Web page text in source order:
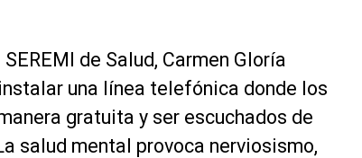
de Salud, Carmen Gloría
una línea telefónica donde los
gratuita y ser escuchados de
salud mental provoca nerviosismo,